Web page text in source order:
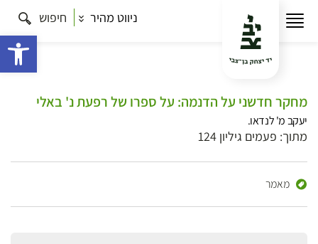
ניווט מהיר חיפוש
מחקר חדשני על הדנמה: על ספרו של רפעת נ' באלי
יעקב מ' לנדאו.
מתוך: פעמים גיליון 124
מאמר